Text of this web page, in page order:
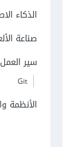
الذكاء
صناعة
سير العمل
Git
الأنظمة